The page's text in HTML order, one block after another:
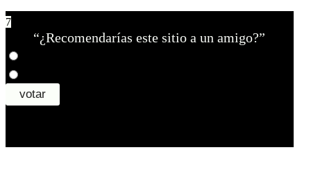
7
“¿Recomendarías este sitio a un amigo?”